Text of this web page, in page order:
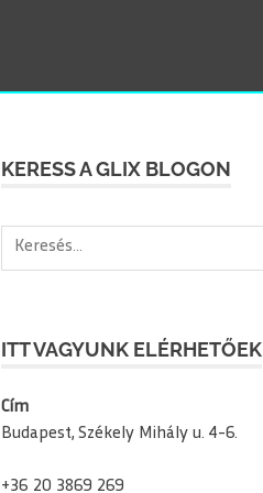
KERESS A GLIX BLOGON
Keresés:
ITT VAGYUNK ELÉRHETŐEK
Cím
Budapest, Székely Mihály u. 4-6.
+36 20 3869 269